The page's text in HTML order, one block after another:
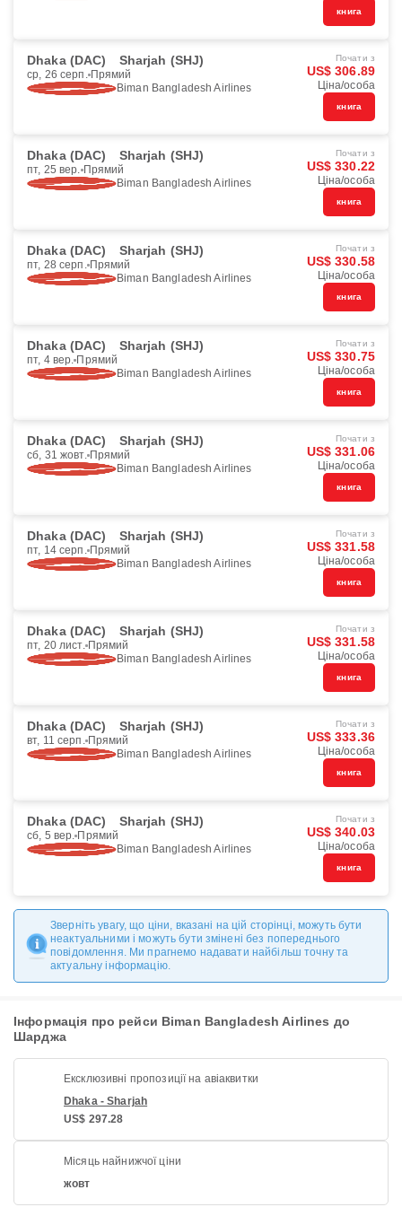
книга
Dhaka (DAC) Sharjah (SHJ)
ср, 26 серп. Прямий
Biman Bangladesh Airlines
Почати з
US$ 306.89
Ціна/особа
книга
Dhaka (DAC) Sharjah (SHJ)
пт, 25 вер. Прямий
Biman Bangladesh Airlines
Почати з
US$ 330.22
Ціна/особа
книга
Dhaka (DAC) Sharjah (SHJ)
пт, 28 серп. Прямий
Biman Bangladesh Airlines
Почати з
US$ 330.58
Ціна/особа
книга
Dhaka (DAC) Sharjah (SHJ)
пт, 4 вер. Прямий
Biman Bangladesh Airlines
Почати з
US$ 330.75
Ціна/особа
книга
Dhaka (DAC) Sharjah (SHJ)
сб, 31 жовт. Прямий
Biman Bangladesh Airlines
Почати з
US$ 331.06
Ціна/особа
книга
Dhaka (DAC) Sharjah (SHJ)
пт, 14 серп. Прямий
Biman Bangladesh Airlines
Почати з
US$ 331.58
Ціна/особа
книга
Dhaka (DAC) Sharjah (SHJ)
пт, 20 лист. Прямий
Biman Bangladesh Airlines
Почати з
US$ 331.58
Ціна/особа
книга
Dhaka (DAC) Sharjah (SHJ)
вт, 11 серп. Прямий
Biman Bangladesh Airlines
Почати з
US$ 333.36
Ціна/особа
книга
Dhaka (DAC) Sharjah (SHJ)
сб, 5 вер. Прямий
Biman Bangladesh Airlines
Почати з
US$ 340.03
Ціна/особа
книга
Зверніть увагу, що ціни, вказані на цій сторінці, можуть бути
неактуальними і можуть бути змінені без попереднього
повідомлення. Ми прагнемо надавати найбільш точну та
актуальну інформацію.
Інформація про рейси Biman Bangladesh Airlines до
Шарджа
Ексклюзивні пропозиції на авіаквитки
Dhaka - Sharjah
US$ 297.28
Місяць найнижчої ціни
жовт